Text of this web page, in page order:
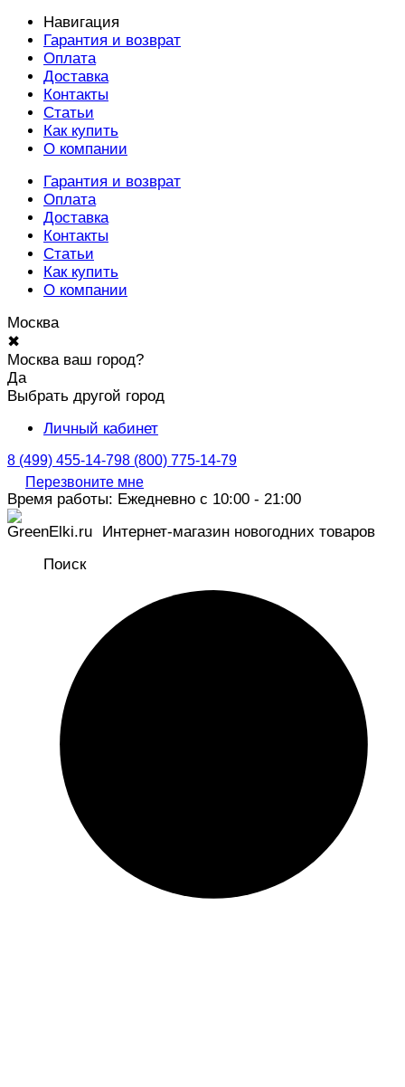
Навигация
Гарантия и возврат
Оплата
Доставка
Контакты
Статьи
Как купить
О компании
Гарантия и возврат
Оплата
Доставка
Контакты
Статьи
Как купить
О компании
Москва
✖
Москва ваш город?
Да
Выбрать другой город
Личный кабинет
8 (499) 455-14-798 (800) 775-14-79
Перезвоните мне
Время работы: Ежедневно с 10:00 - 21:00
Интернет-магазин новогодних товаров
Поиск